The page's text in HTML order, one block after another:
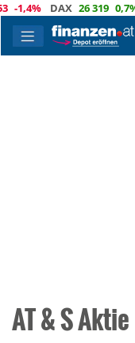
-1,4% DAX 26 319 0,7%
AT & S Aktie